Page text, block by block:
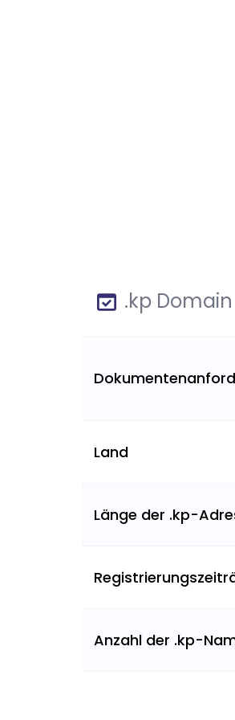
.kp
Land
Länge der .kp-
Anzahl der .kp-